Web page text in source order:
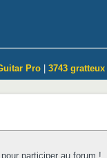
Pro 3743 gratteux
pour participer au forum !